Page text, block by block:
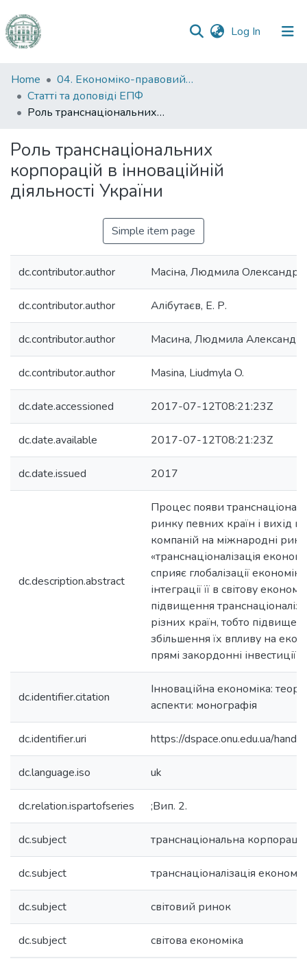
Log In (current)
Communities
&
Collections
Statistics
Home
04. Економіко-правовий факультет
Статті та доповіді ЕПФ
Роль транснаціональних корпорацій в інноваційній діяльності України
Роль транснаціональних
корпорацій в інноваційній
діяльності України
Simple item page
dc.contributor.author Масіна, Людмила
dc.contributor.author Алібутаєв, Е. Р.
dc.contributor.author Масина, Людмила
dc.contributor.author Masina, Liudmyla O.
dc.date.accessioned 2017-07-12T08:21:23Z
dc.date.available 2017-07-12T08:21:23Z
dc.date.issued 2017
dc.description.abstract
Процес появи
ринку певних країн і вихід
компаній на міжнародні
«транснаціоналізація
сприяє глобалізації
інтеграції її в світову
підвищення
різних країн, тобто
збільшення їх впливу на
прямі закордонні інвестиції
dc.identifier.citation
Інноваційна економіка:
аспекти: монографія
dc.identifier.uri https://dspace.onu.edu.ua/
dc.language.iso uk
dc.relation.ispartofseries ;Вип. 2.
dc.subject транснаціональна корпорація
dc.subject транснаціоналізація
dc.subject світовий ринок
dc.subject світова економіка